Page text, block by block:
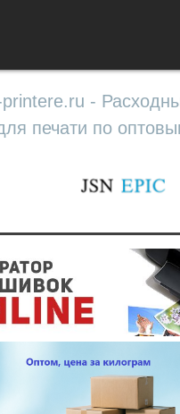
-
печати по